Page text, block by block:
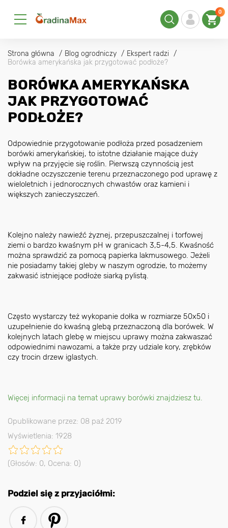
0
Strona główna Blog ogrodniczy
Ekspert radzi
Borówka amerykańska jak przygotować podłoże?
BORÓWKA AMERYKAŃSKA
JAK PRZYGOTOWAĆ
PODŁOŻE?
Odpowiednie przygotowanie podłoża przed posadzeniem
borówki amerykańskiej, to istotne działanie mające duży
wpływ na przyjęcie się roślin. Pierwszą czynnością jest
dokładne oczyszczenie terenu przeznaczonego pod uprawę z
wieloletnich i jednorocznych chwastów oraz kamieni i
większych zanieczyszczeń.
Kolejno należy nawieźć żyznej, przepuszczalnej i torfowej
ziemi o bardzo kwaśnym pH w granicach 3,5-4,5. Kwaśność
można sprawdzić za pomocą papierka lakmusowego. Jeżeli
nie posiadamy takiej gleby w naszym ogrodzie, to możemy
zakwasić istniejące podłoże siarką pylistą.
Często wystarczy też wykopanie dołka w rozmiarze 50x50 i
uzupełnienie do kwaśną glebą przeznaczoną dla borówek. W
kolejnych latach glebę w miejscu uprawy można zakwaszać
odpowiednimi nawozami, a także przy udziale kory, zrębków
czy trocin drzew iglastych.
Więcej informacji na temat uprawy borówki znajdziesz tu.
Opublikowane przez: 08 paź 2019
Wyświetlenia: 1928
(Głosów: 0, Ocena: 0)
Podziel się z przyjaciółmi: